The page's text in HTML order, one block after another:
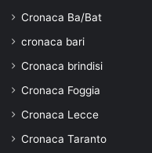
Cronaca Ba/Bat
cronaca bari
Cronaca brindisi
Cronaca Foggia
Cronaca Lecce
Cronaca Taranto